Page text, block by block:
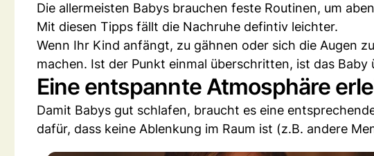
Die allermeisten Babys brauchen feste Routinen, um
Mit diesen Tipps fällt die Nachruhe defintiv leichter.
Wenn Ihr Kind anfängt, zu gähnen oder sich die Augen
machen. Ist der Punkt einmal überschritten, ist das Baby
Eine entspannte Atmosphäre
Damit Babys gut schlafen, braucht es eine
dafür, dass keine Ablenkung im Raum ist (z.B. andere